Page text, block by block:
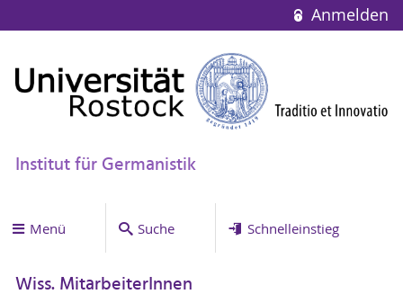
Anmelden
Institut für Germanistik
Menü Suche Schnelleinstieg
Wiss. MitarbeiterInnen